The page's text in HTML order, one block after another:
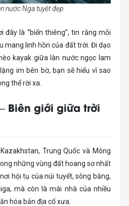
nước Nga tuyệt đẹp
đây là “biển thiêng”, tin rằng mỗi
mang linh hồn của đất trời. Đi dạo
kayak giữa làn nước ngọc lam
im bên bờ, bạn sẽ hiểu vì sao
thể rời xa.
Biên giới giữa trời
Trung Quốc và Mông
những vùng đất hoang sơ nhất
hội tụ của núi tuyết, sông băng,
mà còn là mái nhà của nhiều
hóa bản địa cổ xưa.